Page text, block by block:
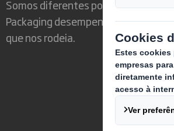
Somos diferentes porque vemos a
Packaging desempenhar um
que nos rodeia.